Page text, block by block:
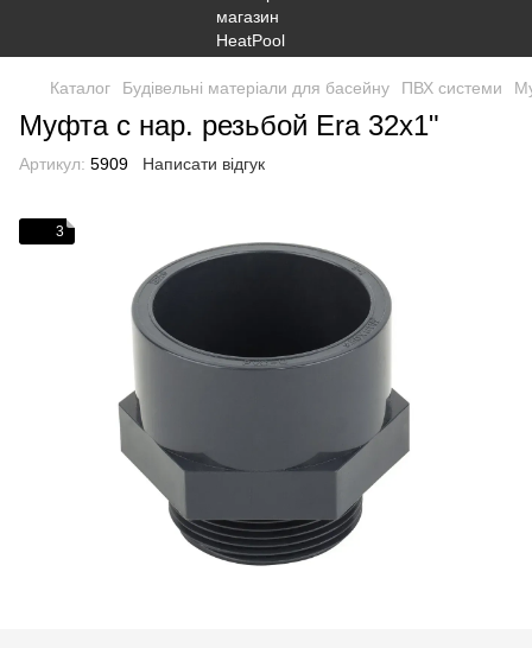
Каталог Будівельні матеріали для басейну ПВХ системи
Муфта с нар. резьбой Era 32x1"
Артикул: 5909 Написати відгук
3